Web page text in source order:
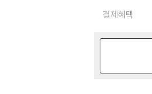
결제혜택